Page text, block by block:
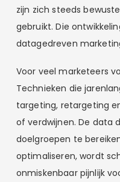
zijn zich steeds
gebruikt. Die
datagedreven
Voor veel marketeers
Technieken die
targeting, retargeting
of verdwijnen. De data
doelgroepen te
optimaliseren, wordt
onmiskenbaar pijnlijk